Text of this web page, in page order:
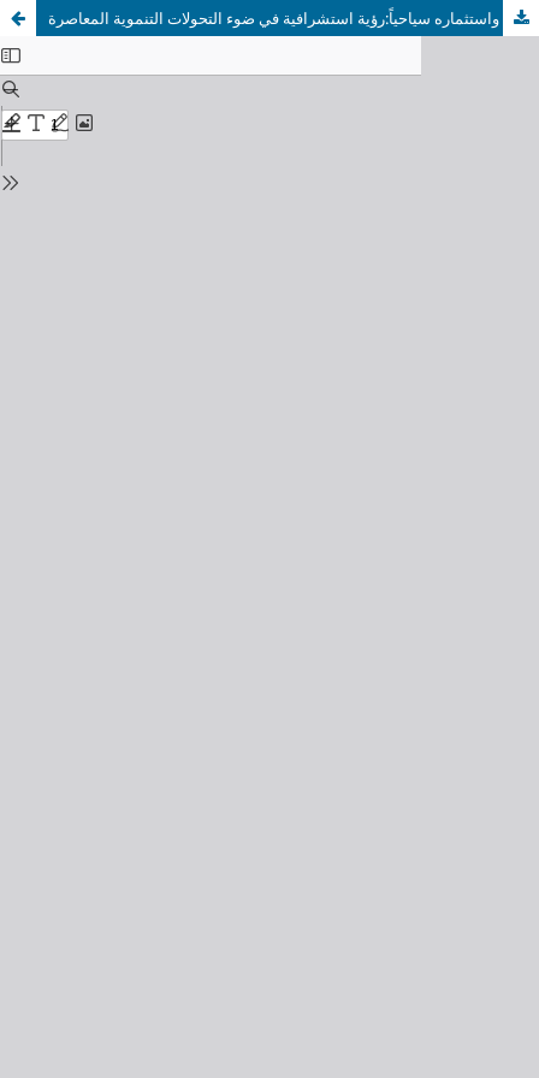
إدارةالتراث الأثري في منطقةنجران واستثماره سياحياً:رؤية استشرافية في ضوء التحولات التنموية المعاصرة